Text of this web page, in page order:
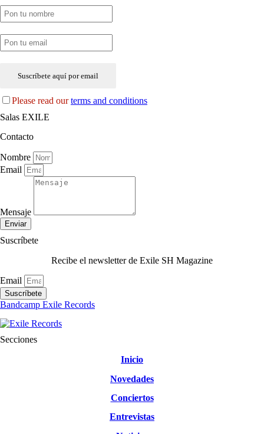
Please read ourterms and conditions
Salas EXILE
Contacto
Nombre
Email
Mensaje
Enviar
Suscríbete
Recibe el newsletter de Exile SH Magazine
Email
Suscríbete
Bandcamp Exile Records
Secciones
Inicio
Novedades
Conciertos
Entrevistas